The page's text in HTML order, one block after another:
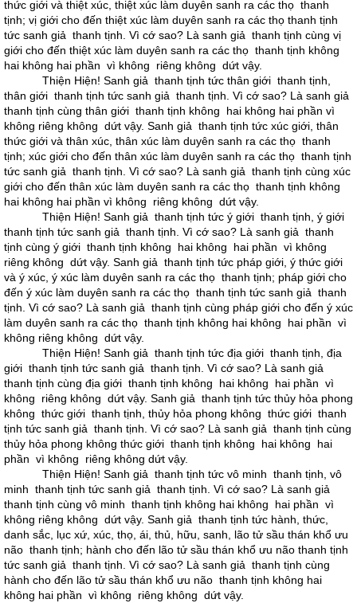
thức giới và thiệt xúc, thiệt xúc làm duyên sanh ra các thọ thanh
tịnh; vị giới cho đến thiệt xúc làm duyên sanh ra các thọ thanh tịnh
tức sanh giả thanh tịnh. Vì cớ sao? Là sanh giả thanh tịnh cùng vị
giới cho đến thiệt xúc làm duyên sanh ra các thọ thanh tịnh không
hai không hai phần vì không riêng không dứt vậy.
Thiện Hiện! Sanh giả thanh tịnh tức thân giới thanh tịnh,
thân giới thanh tịnh tức sanh giả thanh tịnh. Vì cớ sao? Là sanh giả
thanh tịnh cùng thân giới thanh tịnh không hai không hai phần vì
không riêng không dứt vậy. Sanh giả thanh tịnh tức xúc giới, thân
thức giới và thân xúc, thân xúc làm duyên sanh ra các thọ thanh
tịnh; xúc giới cho đến thân xúc làm duyên sanh ra các thọ thanh tịnh
tức sanh giả thanh tịnh. Vì cớ sao? Là sanh giả thanh tịnh cùng xúc
giới cho đến thân xúc làm duyên sanh ra các thọ thanh tịnh không
hai không hai phần vì không riêng không dứt vậy.
Thiện Hiện! Sanh giả thanh tịnh tức ý giới thanh tịnh, ý giới
thanh tịnh tức sanh giả thanh tịnh. Vì cớ sao? Là sanh giả thanh
tịnh cùng ý giới thanh tịnh không hai không hai phần vì không
riêng không dứt vậy. Sanh giả thanh tịnh tức pháp giới, ý thức giới
và ý xúc, ý xúc làm duyên sanh ra các thọ thanh tịnh; pháp giới cho
đến ý xúc làm duyên sanh ra các thọ thanh tịnh tức sanh giả thanh
tịnh. Vì cớ sao? Là sanh giả thanh tịnh cùng pháp giới cho đến ý xúc
làm duyên sanh ra các thọ thanh tịnh không hai không hai phần vì
không riêng không dứt vậy.
Thiện Hiện! Sanh giả thanh tịnh tức địa giới thanh tịnh, địa
giới thanh tịnh tức sanh giả thanh tịnh. Vì cớ sao? Là sanh giả
thanh tịnh cùng địa giới thanh tịnh không hai không hai phần vì
không riêng không dứt vậy. Sanh giả thanh tịnh tức thủy hỏa phong
không thức giới thanh tịnh, thủy hỏa phong không thức giới thanh
tịnh tức sanh giả thanh tịnh. Vì cớ sao? Là sanh giả thanh tịnh cùng
thủy hỏa phong không thức giới thanh tịnh không hai không hai
phần vì không riêng không dứt vậy.
Thiện Hiện! Sanh giả thanh tịnh tức vô minh thanh tịnh, vô
minh thanh tịnh tức sanh giả thanh tịnh. Vì cớ sao? Là sanh giả
thanh tịnh cùng vô minh thanh tịnh không hai không hai phần vì
không riêng không dứt vậy. Sanh giả thanh tịnh tức hành, thức,
danh sắc, lục xứ, xúc, thọ, ái, thủ, hữu, sanh, lão tử sầu thán khổ ưu
não thanh tịnh; hành cho đến lão tử sầu thán khổ ưu não thanh tịnh
tức sanh giả thanh tịnh. Vì cớ sao? Là sanh giả thanh tịnh cùng
hành cho đến lão tử sầu thán khổ ưu não thanh tịnh không hai
không hai phần vì không riêng không dứt vậy.